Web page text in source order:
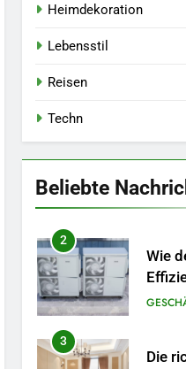
Heimdekoration
Lebensstil
Reisen
Techn
Beliebte
8
1
Ein
2
Wie
3
Die